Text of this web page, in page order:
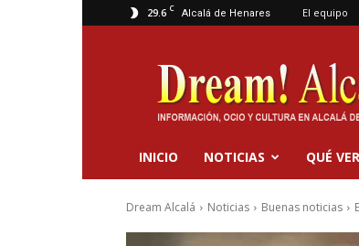
29.6 C Alcalá de Henares El equipo
Dream
Alcalá
INICIO NOTICIAS QUÉ VER
Dream Alcalá Noticias Buenas noticias